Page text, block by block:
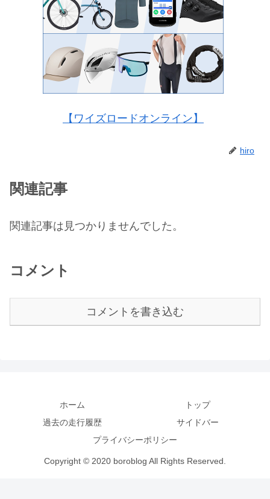
【ワイズロードオンライン】
hiro
関連記事
関連記事は見つかりませんでした。
コメント
コメントを書き込む
ホーム
トップ
過去の走行履歴
サイドバー
プライバシーポリシー
Copyright © 2020 boroblog All Rights Reserved.